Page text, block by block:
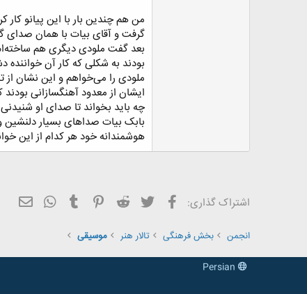
من هم چندین بار با این پیانو کار
گرفت و آقای بیات با همان صدای
بعد گفت ملودی دیگری هم ساخته‌ام
بودند به شکلی که کار آن
ملودی را می‌خواهم و این نشان
ایشان از معدود آهنگسازانی
چه باید بخواند تا صدای او
بابک بیات صدا‌های بسیار دلنشین
هوشمندانه خود هر کدام از این
اشتراک گذاری: فیسبوکتویتر Reddit
Pinterest
Tumblr
انجمن بخش فرهنگی تالار هنر موسیقی